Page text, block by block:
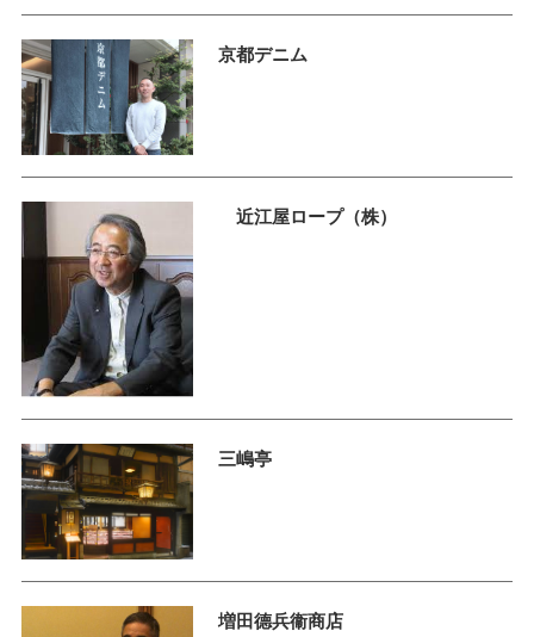
京都デニム
近江屋ロープ（株）
三嶋亭
増田德兵衞商店